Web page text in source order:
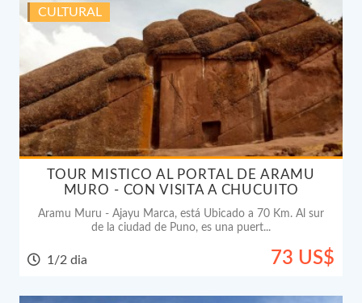
CULTURAL
TOUR MISTICO AL PORTAL DE ARAMU
MURO - CON VISITA A CHUCUITO
Aramu Muru - Ajayu Marca, está Ubicado a 70 Km. Al sur
de la ciudad de Puno, es una puert...
1/2 dia 73 US$